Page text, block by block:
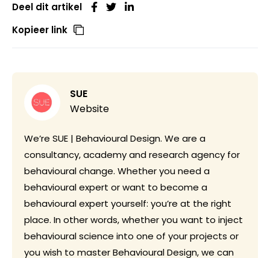
Deel dit artikel
Kopieer link
SUE
Website
We’re SUE | Behavioural Design. We are a
consultancy, academy and research agency for
behavioural change. Whether you need a
behavioural expert or want to become a
behavioural expert yourself: you’re at the right
place. In other words, whether you want to inject
behavioural science into one of your projects or
you wish to master Behavioural Design, we can